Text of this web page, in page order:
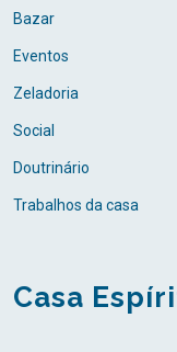
Bazar
Eventos
Zeladoria
Social
Doutrinário
Trabalhos da casa
Casa